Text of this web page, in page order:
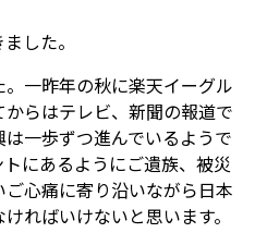
した。
一昨年の秋に楽天イーグル
らはテレビ、新聞の報道で
一歩ずつ進んでいるようで
にあるようにご遺族、被災
心痛に寄り沿いながら日本
ればいけないと思います。